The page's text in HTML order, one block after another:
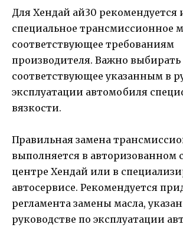
Для Хендай ай30 рекомендуется
специальное трансмиссионное
соответствующее требованиям
производителя. Важно выбирать
соответствующее указанным в
эксплуатации автомобиля
вязкости.
Правильная замена
выполняется в авторизованном
центре Хендай или в
автосервисе. Рекомендуется
регламента замены масла,
руководстве по эксплуатации